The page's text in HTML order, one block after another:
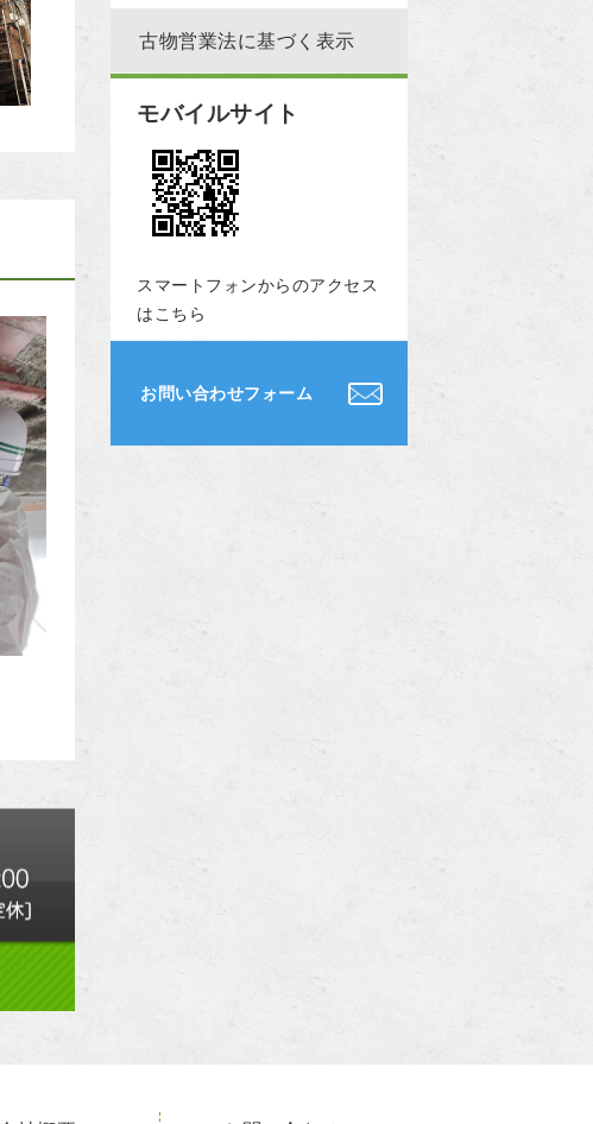
古物営業法に基づく表示
モバイルサイト
スマートフォンからのアクセス
はこちら
お問い合わせフォーム